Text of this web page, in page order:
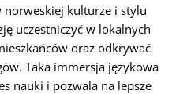
norweskiej kulturze i stylu
uczestniczyć w lokalnych
oraz odkrywać
Taka immersja językowa
nauki i pozwala na lepsze